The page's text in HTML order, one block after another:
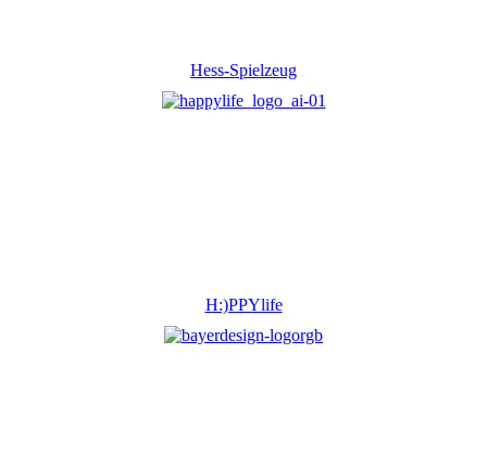
Hess-Spielzeug
H:)PPYlife